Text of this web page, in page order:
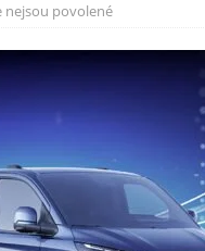
a růst krypto kasin: Co by měli
nejsou povolené